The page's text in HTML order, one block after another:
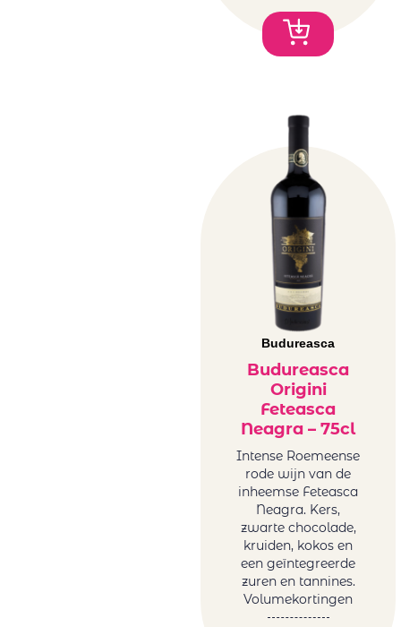
Budureasca
Budureasca
Origini
Feteasca
Neagra – 75cl
Intense Roemeense
rode wijn van de
inheemse Feteasca
Neagra. Kers,
zwarte chocolade,
kruiden, kokos en
een geïntegreerde
zuren en tannines.
Volumekortingen